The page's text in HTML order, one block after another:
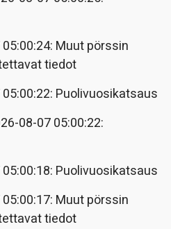
Muut pörssin
tiedot
Puolivuosikatsaus
08-07 05:00:22:
Puolivuosikatsaus
Muut pörssin
tiedot